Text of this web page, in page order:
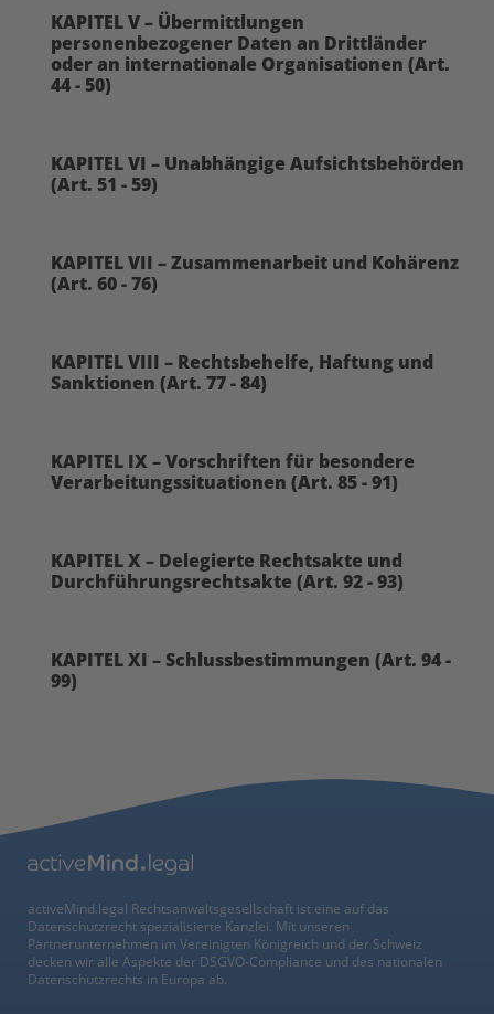
KAPITEL V – Übermittlungen
personenbezogener Daten an Drittländer
oder an internationale Organisationen (Art.
44 - 50)
KAPITEL VI – Unabhängige Aufsichtsbehörden
(Art. 51 - 59)
KAPITEL VII – Zusammenarbeit und Kohärenz
(Art. 60 - 76)
KAPITEL VIII – Rechtsbehelfe, Haftung und
Sanktionen (Art. 77 - 84)
KAPITEL IX – Vorschriften für besondere
Verarbeitungssituationen (Art. 85 - 91)
KAPITEL X – Delegierte Rechtsakte und
Durchführungsrechtsakte (Art. 92 - 93)
KAPITEL XI – Schlussbestimmungen (Art. 94 -
99)
activeMind.legal Rechtsanwaltsgesellschaft ist eine auf das
Datenschutzrecht spezialisierte Kanzlei. Mit unseren
Partnerunternehmen im Vereinigten Königreich und der Schweiz
decken wir alle Aspekte der DSGVO-Compliance und des nationalen
Datenschutzrechts in Europa ab.